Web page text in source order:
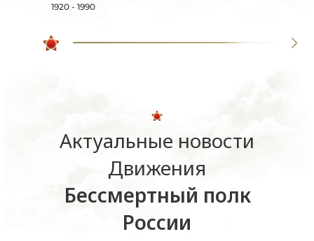
1920 - 1990
Актуальные новости
Движения
Бессмертный полк
России